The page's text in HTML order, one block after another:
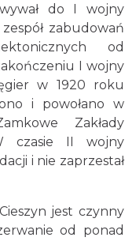
do I wojny
zabudowań
od
I wojny
w 1920 roku
i powołano w
Zakłady
czasie II wojny
i nie zaprzestał
jest czynny
od ponad